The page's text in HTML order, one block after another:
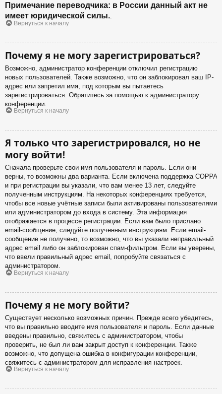
Примечание переводчика: в России данный акт не
имеет юридической силы..
Вернуться к началу
Почему я не могу зарегистрироваться?
Возможно, администратор конференции отключил регистрацию
новых пользователей. Также возможно, что он заблокировал ваш IP-
адрес или запретил имя, под которым вы пытаетесь
зарегистрироваться. Обратитесь за помощью к администратору
конференции.
Вернуться к началу
Я только что зарегистрировался, но не
могу войти!
Сначала проверьте свои имя пользователя и пароль. Если они
верны, то возможны два варианта. Если включена поддержка COPPA
и при регистрации вы указали, что вам менее 13 лет, следуйте
полученным инструкциям. На некоторых конференциях требуется,
чтобы все новые учётные записи были активированы пользователями
или администратором до входа в систему. Эта информация
отображается в процессе регистрации. Если вам было прислано
email-сообщение, следуйте полученным инструкциям. Если email-
сообщение не получено, то возможно, что вы указали неправильный
адрес email либо он заблокирован спам-фильтром. Если вы уверены,
что ввели правильный адрес email, попробуйте связаться с
администратором.
Вернуться к началу
Почему я не могу войти?
Существует несколько возможных причин. Прежде всего убедитесь,
что вы правильно вводите имя пользователя и пароль. Если данные
введены правильно, свяжитесь с администратором, чтобы
проверить, не был ли вам закрыт доступ к конференции. Также
возможно, что допущена ошибка в конфигурации конференции,
свяжитесь с администратором для исправления настроек.
Вернуться к началу